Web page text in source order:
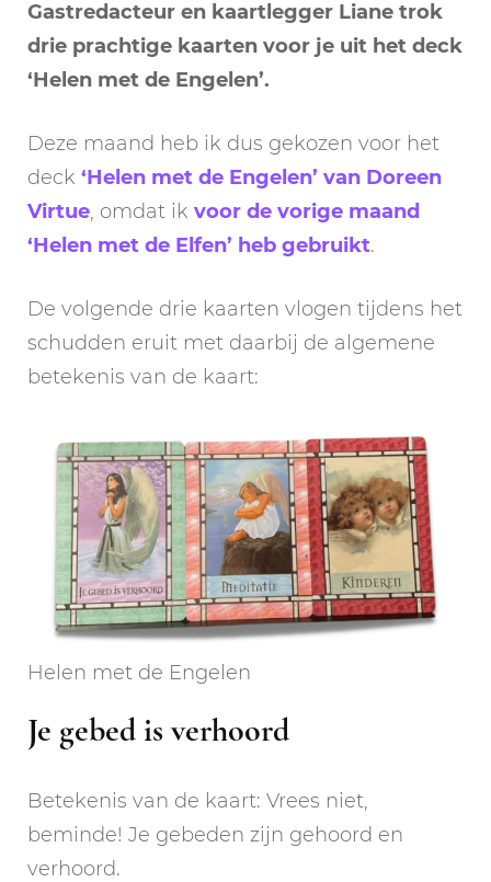
Gastredacteur en kaartlegger Liane trok
drie prachtige kaarten voor je uit het deck
‘Helen met de Engelen’.
Deze maand heb ik dus gekozen voor het
deck ‘Helen met de Engelen’ van Doreen
Virtue, omdat ik voor de vorige maand
‘Helen met de Elfen’ heb gebruikt.
De volgende drie kaarten vlogen tijdens het
schudden eruit met daarbij de algemene
betekenis van de kaart:
Helen met de Engelen
Je gebed is verhoord
Betekenis van de kaart: Vrees niet,
beminde! Je gebeden zijn gehoord en
verhoord.